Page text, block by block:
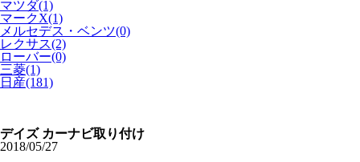
マツダ(1)
マークX(1)
メルセデス・ベンツ(0)
レクサス(2)
ローバー(0)
三菱(1)
日産(181)
デイズ カーナビ取り付け
2018/05/27